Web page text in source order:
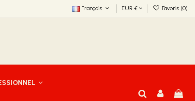
Français EUR € Favoris (0)